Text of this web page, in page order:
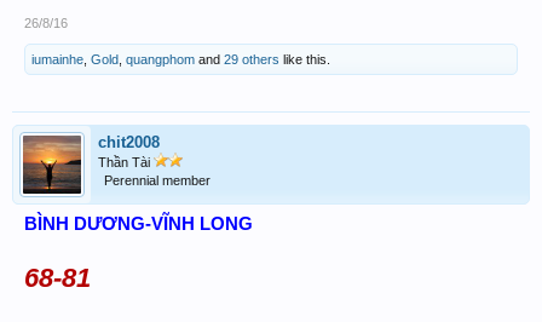
26/8/16
iumainhe Gold quangphom and 29 others like this.
chit2008
Thần Tài
Perennial member
BÌNH DƯƠNG-VĨNH LONG
68-81